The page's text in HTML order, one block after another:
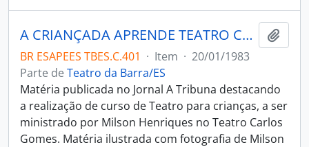
A CRIANÇADA APRENDE TEATRO COM MILSON
BR ESAPEES TBES.C.401 · Item · 20/01/1983
Parte de Teatro da Barra/ES
Matéria publicada no Jornal A Tribuna destacando
a realização de curso de Teatro para crianças, a ser
ministrado por Milson Henriques no Teatro Carlos
Gomes. Matéria ilustrada com fotografia de Milson